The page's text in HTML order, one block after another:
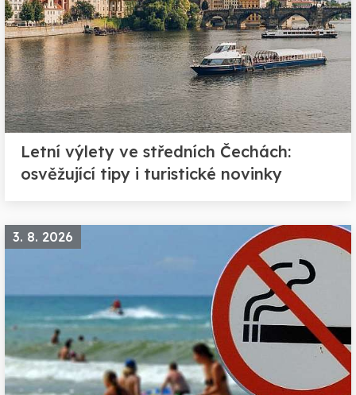
Letní výlety ve středních Čechách:
osvěžující tipy i turistické novinky
3. 8. 2026